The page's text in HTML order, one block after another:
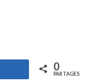
0
PARTAGES